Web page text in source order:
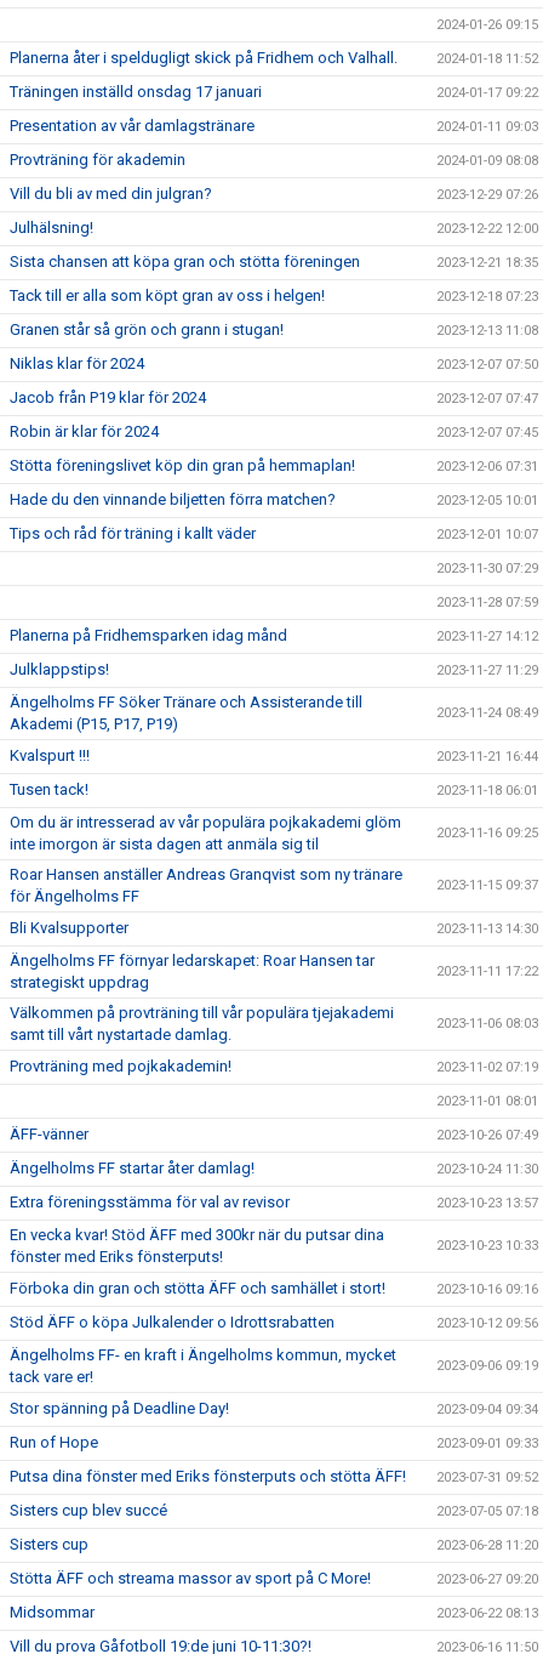
2024-01-26 09:15
Planerna åter i speldugligt skick på Fridhem och Valhall. 2024-01-18 11:52
Träningen inställd onsdag 17 januari 2024-01-17 09:22
Presentation av vår damlagstränare 2024-01-11 09:03
Provträning för akademin 2024-01-09 08:08
Vill du bli av med din julgran? 2023-12-29 07:26
Julhälsning! 2023-12-22 12:00
Sista chansen att köpa gran och stötta föreningen 2023-12-21 18:35
Tack till er alla som köpt gran av oss i helgen! 2023-12-18 07:23
Granen står så grön och grann i stugan! 2023-12-13 11:08
Niklas klar för 2024 2023-12-07 07:50
Jacob från P19 klar för 2024 2023-12-07 07:47
Robin är klar för 2024 2023-12-07 07:45
Stötta föreningslivet köp din gran på hemmaplan! 2023-12-06 07:31
Hade du den vinnande biljetten förra matchen? 2023-12-05 10:01
Tips och råd för träning i kallt väder 2023-12-01 10:07
2023-11-30 07:29
2023-11-28 07:59
Planerna på Fridhemsparken idag månd 2023-11-27 14:12
Julklappstips! 2023-11-27 11:29
Ängelholms FF Söker Tränare och Assisterande till
Akademi (P15, P17, P19)
2023-11-24 08:49
Kvalspurt !!! 2023-11-21 16:44
Tusen tack! 2023-11-18 06:01
Om du är intresserad av vår populära pojkakademi glöm
inte imorgon är sista dagen att anmäla sig til
2023-11-16 09:25
Roar Hansen anställer Andreas Granqvist som ny tränare
för Ängelholms FF
2023-11-15 09:37
Bli Kvalsupporter 2023-11-13 14:30
Ängelholms FF förnyar ledarskapet: Roar Hansen tar
strategiskt uppdrag
2023-11-11 17:22
Välkommen på provträning till vår populära tjejakademi
samt till vårt nystartade damlag.
2023-11-06 08:03
Provträning med pojkakademin! 2023-11-02 07:19
2023-11-01 08:01
ÄFF-vänner 2023-10-26 07:49
Ängelholms FF startar åter damlag! 2023-10-24 11:30
Extra föreningsstämma för val av revisor 2023-10-23 13:57
En vecka kvar! Stöd ÄFF med 300kr när du putsar dina
fönster med Eriks fönsterputs!
2023-10-23 10:33
Förboka din gran och stötta ÄFF och samhället i stort! 2023-10-16 09:16
Stöd ÄFF o köpa Julkalender o Idrottsrabatten 2023-10-12 09:56
Ängelholms FF- en kraft i Ängelholms kommun, mycket
tack vare er!
2023-09-06 09:19
Stor spänning på Deadline Day! 2023-09-04 09:34
Run of Hope 2023-09-01 09:33
Putsa dina fönster med Eriks fönsterputs och stötta ÄFF! 2023-07-31 09:52
Sisters cup blev succé 2023-07-05 07:18
Sisters cup 2023-06-28 11:20
Stötta ÄFF och streama massor av sport på C More! 2023-06-27 09:20
Midsommar 2023-06-22 08:13
Vill du prova Gåfotboll 19:de juni 10-11:30?! 2023-06-16 11:50